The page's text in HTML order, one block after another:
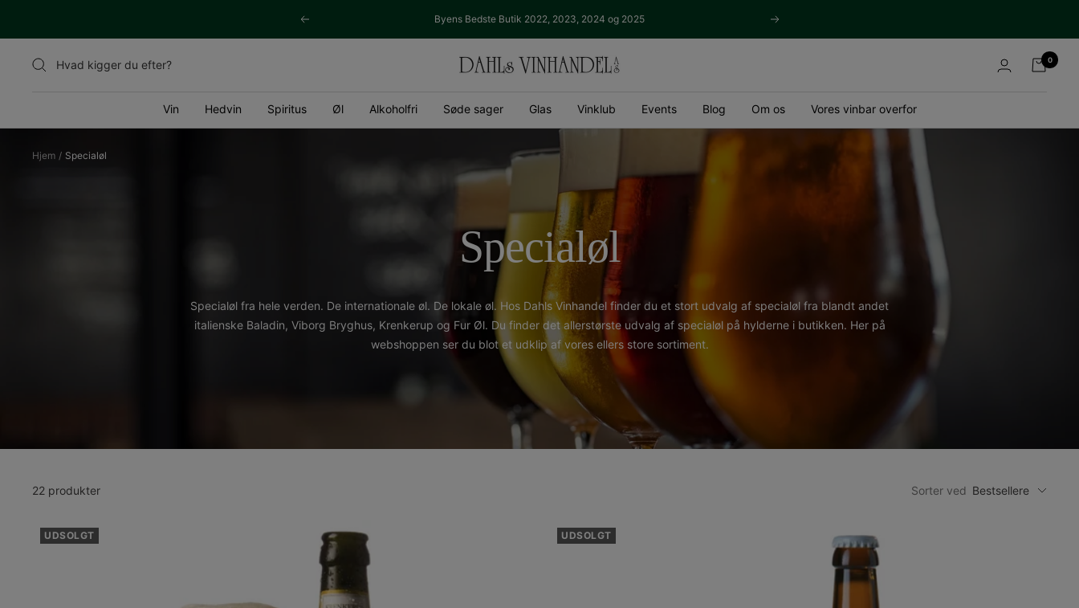
Tidligere Byens Bedste Butik 2022, 2023, 2024 og 2025 Næste
Dahls
0
Vin Hedvin Spiritus Øl Alkoholfri Søde sager Glas Vinklub Events Blog Om os Vores vinbar overfor
Hjem Specialøl
Specialøl
Specialøl fra hele verden. De internationale øl. De lokale øl. Hos Dahls Vinhandel finder du et stort udvalg af specialøl fra blandt andet
italienske Baladin, Viborg Bryghus, Krenkerup og Fur Øl. Du finder det allerstørste udvalg af specialøl på hylderne i butikken. Her på
webshoppen ser du blot et udklip af vores ellers store sortiment.
22 produkter Sorter ved Bestsellere
UDSOLGT UDSOLGT